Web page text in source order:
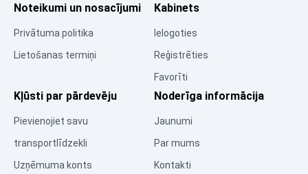
Noteikumi un nosacījumi
Privātuma politika
Lietošanas termiņi
Kabinets
Ielogoties
Reģistrēties
Favorīti
Kļūsti par pārdevēju
Pievienojiet savu
transportlīdzekli
Uzņēmuma konts
Noderīga informācija
Jaunumi
Par mums
Kontakti